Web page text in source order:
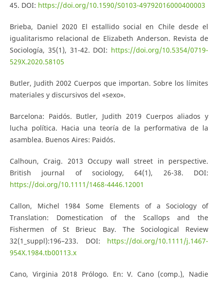
45. DOI: https://doi.org/10.1590/S0103-49792016000400003
Brieba, Daniel 2020 El estallido social en Chile desde el
igualitarismo relacional de Elizabeth Anderson. Revista de
Sociología, 35(1), 31-42. DOI: https://doi.org/10.5354/0719-
529X.2020.58105
Butler, Judith 2002 Cuerpos que importan. Sobre los límites
materiales y discursivos del «sexo».
Barcelona: Paidós. Butler, Judith 2019 Cuerpos aliados y
lucha política. Hacia una teoría de la performativa de la
asamblea. Buenos Aires: Paidós.
Calhoun, Craig. 2013 Occupy wall street in perspective.
British journal of sociology, 64(1), 26-38. DOI:
https://doi.org/10.1111/1468-4446.12001
Callon, Michel 1984 Some Elements of a Sociology of
Translation: Domestication of the Scallops and the
Fishermen of St Brieuc Bay. The Sociological Review
32(1_suppl):196–233. DOI: https://doi.org/10.1111/j.1467-
954X.1984.tb00113.x
Cano, Virginia 2018 Prólogo. En: V. Cano (comp.), Nadie